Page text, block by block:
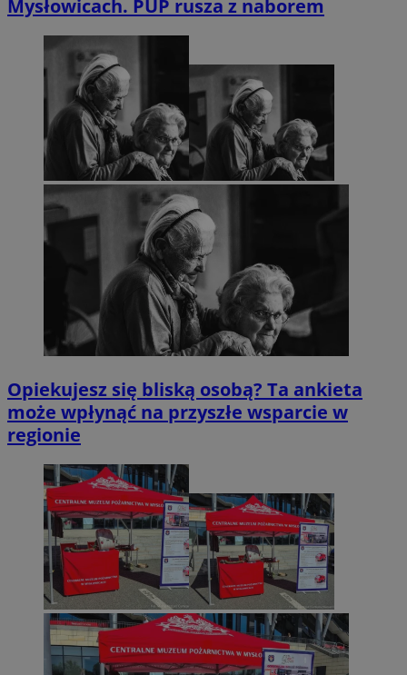
Mysłowicach. PUP rusza z naborem
Opiekujesz się bliską osobą? Ta ankieta
może wpłynąć na przyszłe wsparcie w
regionie